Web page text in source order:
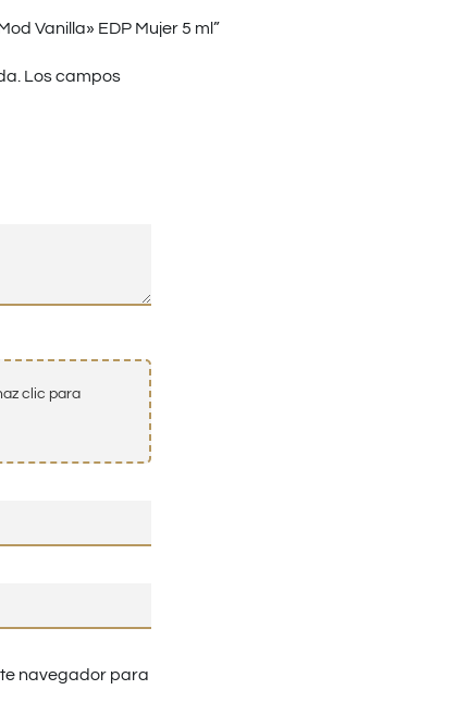
Vanilla» EDP Mujer 5 ml”
Los campos
clic para
navegador para